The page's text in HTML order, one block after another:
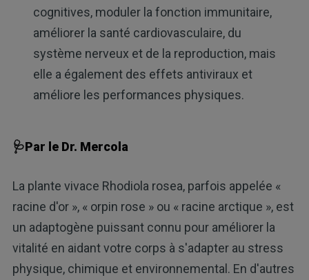
cognitives, moduler la fonction immunitaire,
améliorer la santé cardiovasculaire, du
système nerveux et de la reproduction, mais
elle a également des effets antiviraux et
améliore les performances physiques.
🩺Par le Dr. Mercola
La plante vivace Rhodiola rosea, parfois appelée «
racine d'or », « orpin rose » ou « racine arctique », est
un adaptogène puissant connu pour améliorer la
vitalité en aidant votre corps à s'adapter au stress
physique, chimique et environnemental. En d'autres